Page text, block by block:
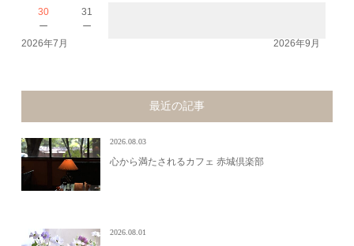
30
－
31
－
2026年7月 2026年9月
最近の記事
2026.08.03
心から満たされるカフェ 赤城倶楽部
2026.08.01